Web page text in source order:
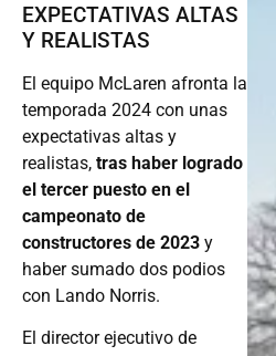
EXPECTATIVAS ALTAS
Y REALISTAS
El equipo McLaren afronta la
temporada 2024 con unas
expectativas altas y
realistas, tras haber logrado
el tercer puesto en el
campeonato de
constructores de 2023 y
haber sumado dos podios
con Lando Norris.
El director ejecutivo de